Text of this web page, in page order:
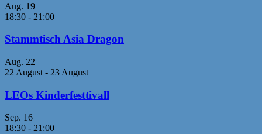
Aug. 19
18:30 - 21:00
Stammtisch Asia Dragon
Aug. 22
22 August - 23 August
LEOs Kinderfesttivall
Sep. 16
18:30 - 21:00